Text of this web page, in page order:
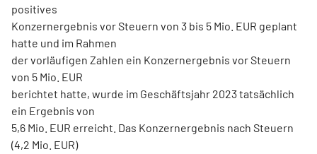
positives
Konzernergebnis vor Steuern von 3 bis 5 Mio. EUR geplant
hatte und im Rahmen
der vorläufigen Zahlen ein Konzernergebnis vor Steuern
von 5 Mio. EUR
berichtet hatte, wurde im Geschäftsjahr 2023 tatsächlich
ein Ergebnis von
5,6 Mio. EUR erreicht. Das Konzernergebnis nach Steuern
(4,2 Mio. EUR)